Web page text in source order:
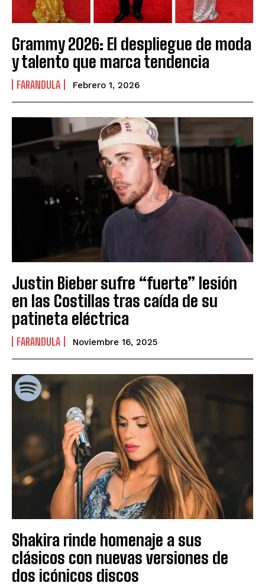
Grammy 2026: El despliegue de moda
y talento que marca tendencia
FARANDULA Febrero 1, 2026
Justin Bieber sufre “fuerte” lesión
en las Costillas tras caída de su
patineta eléctrica
FARANDULA Noviembre 16, 2025
Shakira rinde homenaje a sus
clásicos con nuevas versiones de
dos icónicos discos